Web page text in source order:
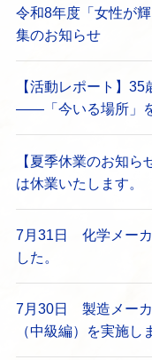
令和8年度「女性が
集のお知らせ
【活動レポート】
——「今いる場所」
【夏季休業のお知ら
は休業いたします。
7月31日 化学メー
した。
7月30日 製造メー
（中級編）を実施し